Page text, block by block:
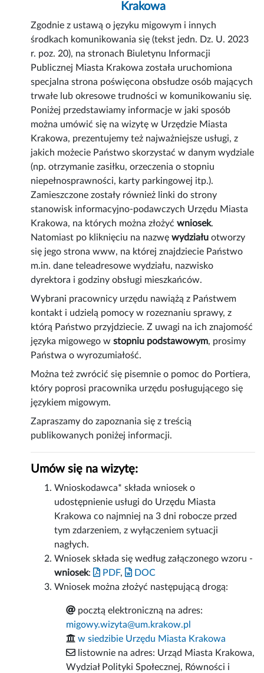
Krakowa
Zgodnie z ustawą o języku migowym i innych
środkach komunikowania się (tekst jedn. Dz. U. 2023
r. poz. 20), na stronach Biuletynu Informacji
Publicznej Miasta Krakowa została uruchomiona
specjalna strona poświęcona obsłudze osób mających
trwałe lub okresowe trudności w komunikowaniu się.
Poniżej przedstawiamy informacje w jaki sposób
można umówić się na wizytę w Urzędzie Miasta
Krakowa, prezentujemy też najważniejsze usługi, z
jakich możecie Państwo skorzystać w danym wydziale
(np. otrzymanie zasiłku, orzeczenia o stopniu
niepełnosprawności, karty parkingowej itp.).
Zamieszczone zostały również linki do strony
stanowisk informacyjno-podawczych Urzędu Miasta
Krakowa, na których można złożyćwniosek.
Natomiast po kliknięciu na nazwęwydziału otworzy
się jego strona www, na której znajdziecie Państwo
m.in. dane teleadresowe wydziału, nazwisko
dyrektora i godziny obsługi mieszkańców.
Wybrani pracownicy urzędu nawiążą z Państwem
kontakt i udzielą pomocy w rozeznaniu sprawy, z
którą Państwo przyjdziecie. Z uwagi na ich znajomość
języka migowego wstopniu podstawowym, prosimy
Państwa o wyrozumiałość.
Można też zwrócić się pisemnie o pomoc do Portiera,
który poprosi pracownika urzędu posługującego się
językiem migowym.
Zapraszamy do zapoznania się z treścią
publikowanych poniżej informacji.
Umów się na wizytę:
Wnioskodawca* składa wniosek o
udostępnienie usługi do Urzędu Miasta
Krakowa co najmniej na 3 dni robocze przed
tym zdarzeniem, z wyłączeniem sytuacji
nagłych.
Wniosek składa się według załączonego wzoru -
wniosek: PDF,
DOC
Wniosek można złożyć następującą drogą:
pocztą elektroniczną na adres:
migowy.wizyta@um.krakow.pl
w siedzibie Urzędu Miasta Krakowa
listownie na adres: Urząd Miasta Krakowa,
Wydział Polityki Społecznej, Równości i